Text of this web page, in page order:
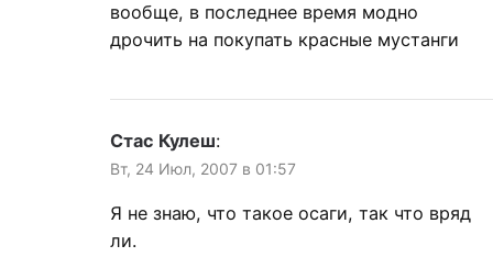
вообще, в последнее время модно
дрочить на покупать красные мустанги
Стас Кулеш:
Вт, 24 Июл, 2007 в 01:57
Я не знаю, что такое осаги, так что вряд
ли.